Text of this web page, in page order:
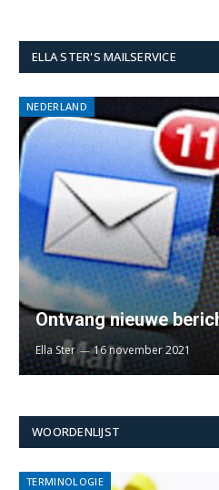
ELLA STER'S MAILSERVICE
NEDERLAND
Ontvang nieuwe
Ella Ster 16 november 2021
WOORDENLIJST
TERMINOLOGIE